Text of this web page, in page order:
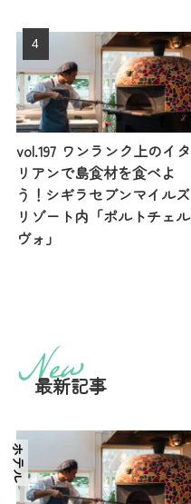
vol.197 ワンランク上のイタ
リアンで島食材を食べよ
う！シギラセブンマイルズ
リゾート内「ポルトチェル
ヴォ」
最新記事
ホテル